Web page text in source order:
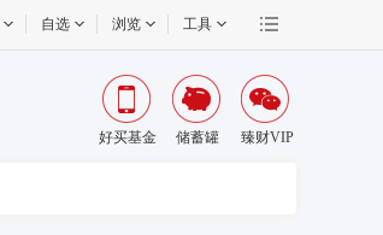
自选 浏览 工具
好买基金 储蓄罐 臻财VIP